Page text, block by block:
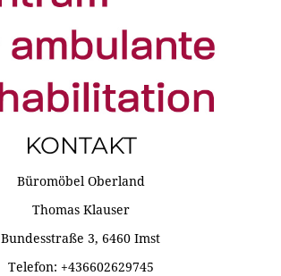
KONTAKT
Büromöbel Oberland
Thomas Klauser
Bundesstraße 3, 6460 Imst
Telefon: +436602629745